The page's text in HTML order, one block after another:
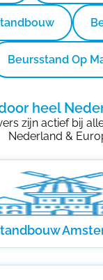
Beursstand Op
heel
zijn actief bij
Nederland &